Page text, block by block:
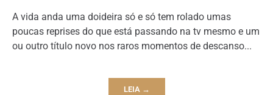
A vida anda uma doideira só e só tem rolado umas
poucas reprises do que está passando na tv mesmo e um
ou outro título novo nos raros momentos de descanso...
LEIA →